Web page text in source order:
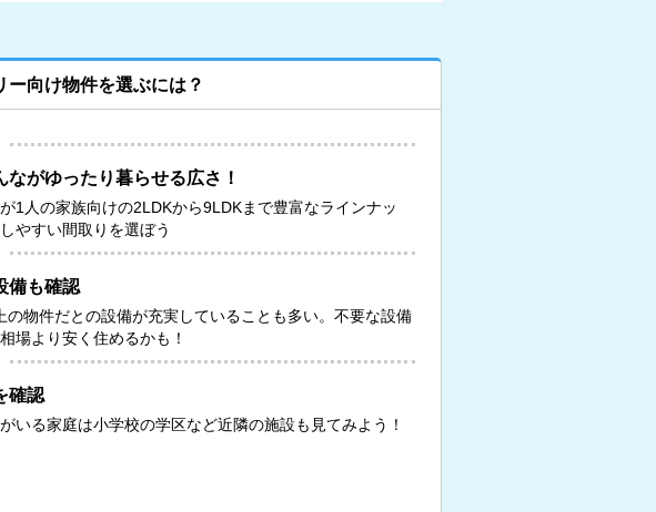
ー向け物件を選ぶには？
ながゆったり暮らせる広さ！
1人の家族向けの2LDKから9LDKまで豊富なラインナッ
やすい間取りを選ぼう
備も確認
の物件だとの設備が充実していることも多い。不要な設備
場より安く住めるかも！
確認
いる家庭は小学校の学区など近隣の施設も見てみよう！